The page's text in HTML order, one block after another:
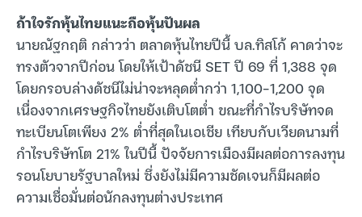
ถ้าใจรักหุ้นไทยแนะถือหุ้นปันผล
นายณัฐกฤติ กล่าวว่า ตลาดหุ้นไทยปีนี้ บล.ทิสโก้ คาดว่าจะ
ทรงตัวจากปีก่อน โดยให้เป้าดัชนี SET ปี 69 ที่ 1,388 จุด
โดยกรอบล่างดัชนีไม่น่าจะหลุดต่ำกว่า 1,100-1,200 จุด
เนื่องจากเศรษฐกิจไทยยังเติบโตต่ำ ขณะที่กำไรบริษัทจด
ทะเบียนโตเพียง 2% ต่ำที่สุดในเอเชีย เทียบกับเวียดนามที่
กำไรบริษัทโต 21% ในปีนี้ ปัจจัยการเมืองมีผลต่อการลงทุน
รอนโยบายรัฐบาลใหม่ ซึ่งยังไม่มีความชัดเจนก็มีผลต่อ
ความเชื่อมั่นต่อนักลงทุนต่างประเทศ